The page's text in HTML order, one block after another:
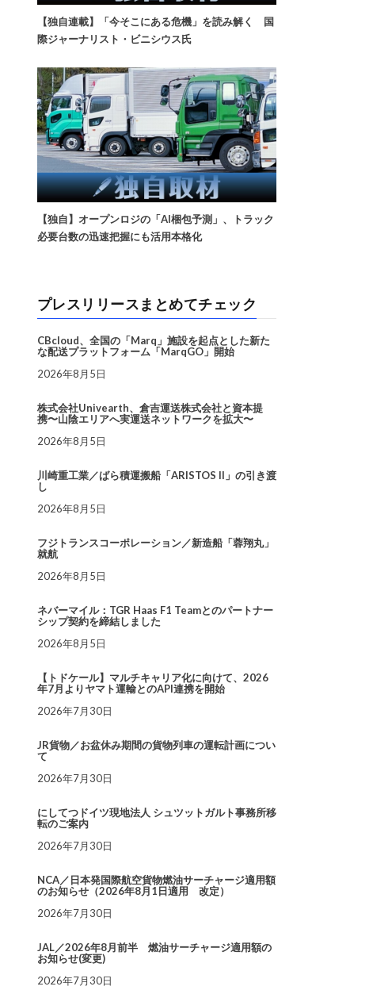
【独自連載】「今そこにある危機」を読み解く 国
際ジャーナリスト・ビニシウス氏
【独自】オープンロジの「AI梱包予測」、トラック
必要台数の迅速把握にも活用本格化
プレスリリースまとめてチェック
CBcloud、全国の「Marq」施設を起点とした新た
な配送プラットフォーム「MarqGO」開始
2026年8月5日
株式会社Univearth、倉吉運送株式会社と資本提
携〜山陰エリアへ実運送ネットワークを拡大〜
2026年8月5日
川崎重工業／ばら積運搬船「ARISTOS II」の引き渡
し
2026年8月5日
フジトランスコーポレーション／新造船「蓉翔丸」
就航
2026年8月5日
ネバーマイル：TGR Haas F1 Teamとのパートナー
シップ契約を締結しました
2026年8月5日
【トドケール】マルチキャリア化に向けて、2026
年7月よりヤマト運輸とのAPI連携を開始
2026年7月30日
JR貨物／お盆休み期間の貨物列車の運転計画につい
て
2026年7月30日
にしてつドイツ現地法人 シュツットガルト事務所移
転のご案内
2026年7月30日
NCA／日本発国際航空貨物燃油サーチャージ適用額
のお知らせ（2026年8月1日適用 改定）
2026年7月30日
JAL／2026年8月前半 燃油サーチャージ適用額の
お知らせ(変更)
2026年7月30日